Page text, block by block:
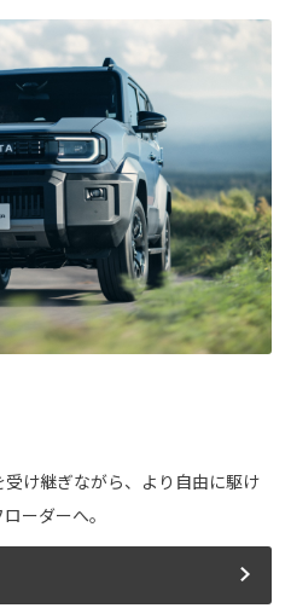
け継ぎながら、より自由に駆け
ーダーへ。